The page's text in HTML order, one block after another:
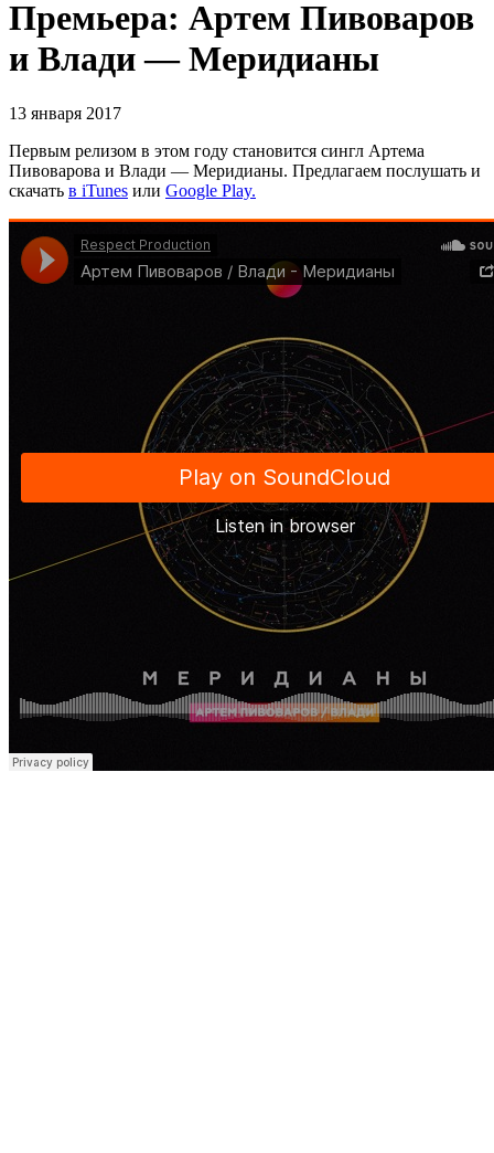
Премьера: Артем Пивоваров
и Влади — Меридианы
13 января 2017
Первым релизом в этом году становится сингл Артема
Пивоварова и Влади — Меридианы. Предлагаем послушать и
скачать в iTunes или Google Play.